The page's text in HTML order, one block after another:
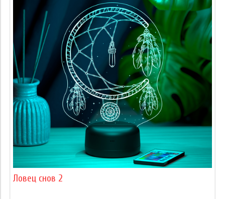
Ловец снов 2